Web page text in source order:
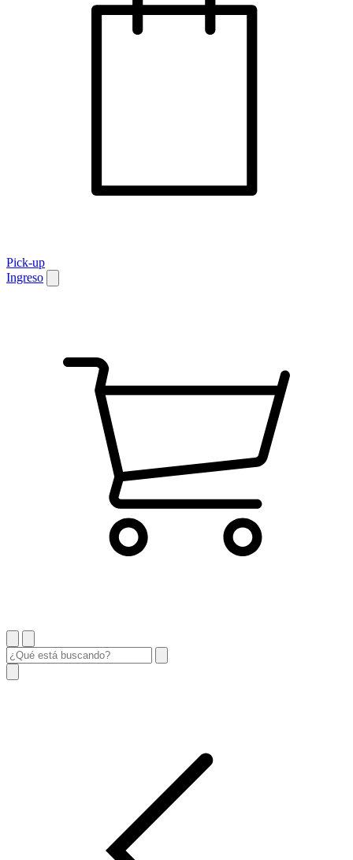
Pick-up
Ingreso